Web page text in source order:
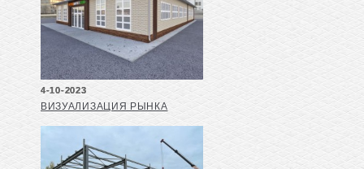
4-10-2023
ВИЗУАЛИЗАЦИЯ РЫНКА